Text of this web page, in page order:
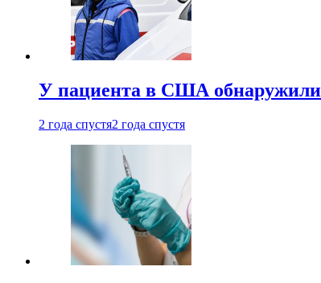
У пациента в США обнаружили
2 года спустя2 года спустя